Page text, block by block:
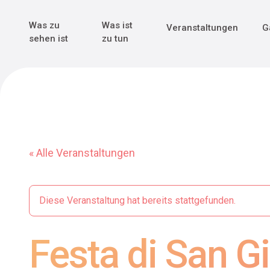
Main Navigation
Was zu
sehen ist
Was ist
zu tun
Veranstaltungen
« Alle Veranstaltungen
Diese Veranstaltung hat bereits stattgefunden.
Festa di San